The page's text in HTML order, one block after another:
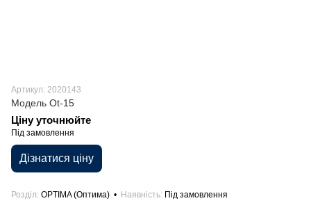
Артикул: 2020143
Модель Ot-15
Ціну уточнюйте
Під замовлення
Дізнатися ціну
Розділ OPTIMA (Оптима) Наявність Під замовлення